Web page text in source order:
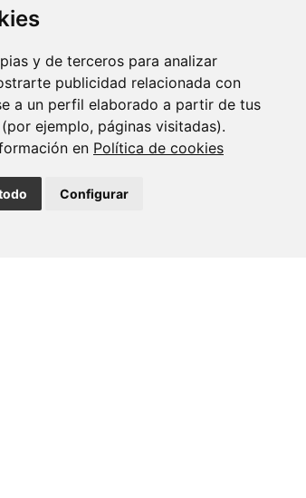
y de terceros para analizar
publicidad relacionada con
a un perfil elaborado a partir de tus
ejemplo, páginas visitadas).
en Política de cookies
Configurar